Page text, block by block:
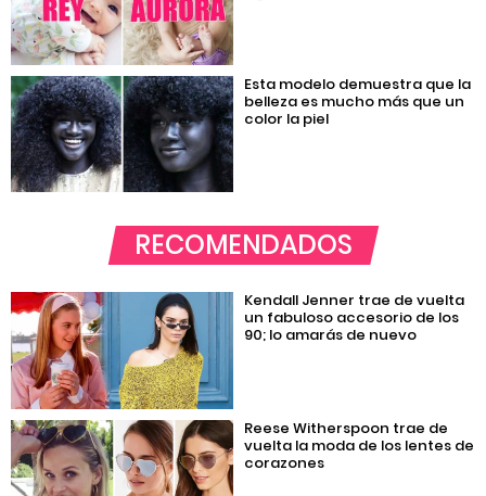
Esta modelo demuestra que la
belleza es mucho más que un
color la piel
RECOMENDADOS
Kendall Jenner trae de vuelta
un fabuloso accesorio de los
90; lo amarás de nuevo
Reese Witherspoon trae de
vuelta la moda de los lentes de
corazones